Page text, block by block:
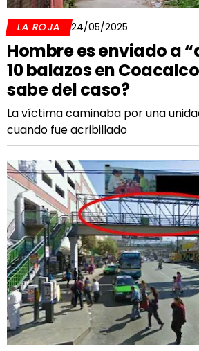
LA ROJA 24/05/2025
Hombre es enviado a
10 balazos en
sabe del caso?
La víctima caminaba por una
cuando fue acribillado